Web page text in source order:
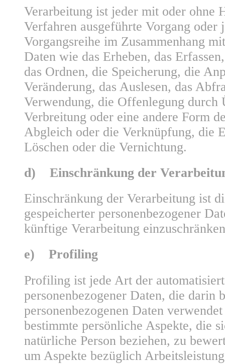
Verarbeitung ist jeder mit oder ohne
Verfahren ausgeführte Vorgang oder
Vorgangsreihe im Zusammenhang
Daten wie das Erheben, das
das Ordnen, die Speicherung, die
Veränderung, das Auslesen, das
Verwendung, die Offenlegung durch
Verbreitung oder eine andere Form
Abgleich oder die Verknüpfung, die
Löschen oder die Vernichtung.
d) Einschränkung der
Einschränkung der Verarbeitung ist
gespeicherter personenbezogener
künftige Verarbeitung
e) Profiling
Profiling ist jede Art der
personenbezogener Daten, die darin
personenbezogenen Daten
bestimmte persönliche Aspekte, die
natürliche Person beziehen, zu
um Aspekte bezüglich